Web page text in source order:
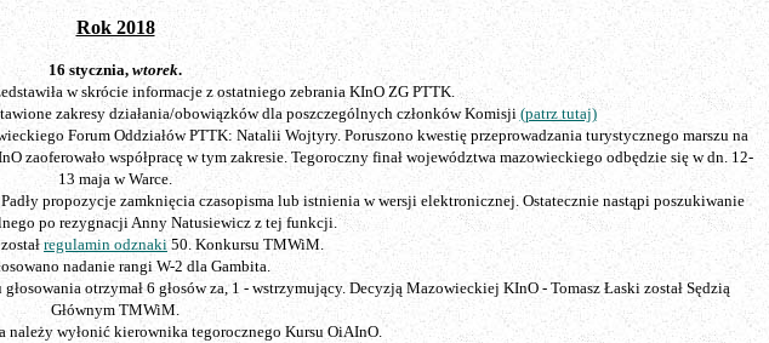
Rok 2018
16 stycznia, wtorek.
w skrócie informacje z ostatniego zebrania KInO ZG PTTK.
zakresy działania/obowiązków dla poszczególnych członków Komisji (patrz tutaj)
Forum Oddziałów PTTK: Natalii Wojtyry. Poruszono kwestię przeprowadzania turystycznego marszu na
współpracę w tym zakresie. Tegoroczny finał województwa mazowieckiego odbędzie się w dn. 12-
13 maja w Warce.
propozycje zamknięcia czasopisma lub istnienia w wersji elektronicznej. Ostatecznie nastąpi poszukiwanie
po rezygnacji Anny Natusiewicz z tej funkcji.
regulamin odznaki50. Konkursu TMWiM.
nadanie rangi W-2 dla Gambita.
otrzymał 6 głosów za, 1 - wstrzymujący. Decyzją Mazowieckiej KInO - Tomasz Łaski został Sędzią
Głównym TMWiM.
należy wyłonić kierownika tegorocznego Kursu OiAInO.